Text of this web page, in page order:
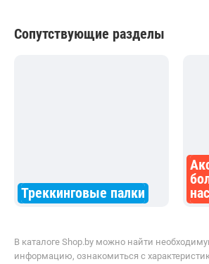
Сопутствующие разделы
Треккинговые палки
В каталоге Shop.by можно найти
информацию, ознакомиться с